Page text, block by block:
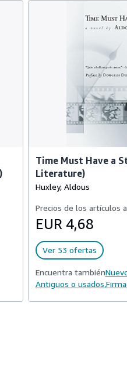
Time Must Have a
Literature)
Huxley, Aldous
Precios de los artículos
EUR 4,68
Ver 53 ofertas
Encuentra también
Antiguos o usados,